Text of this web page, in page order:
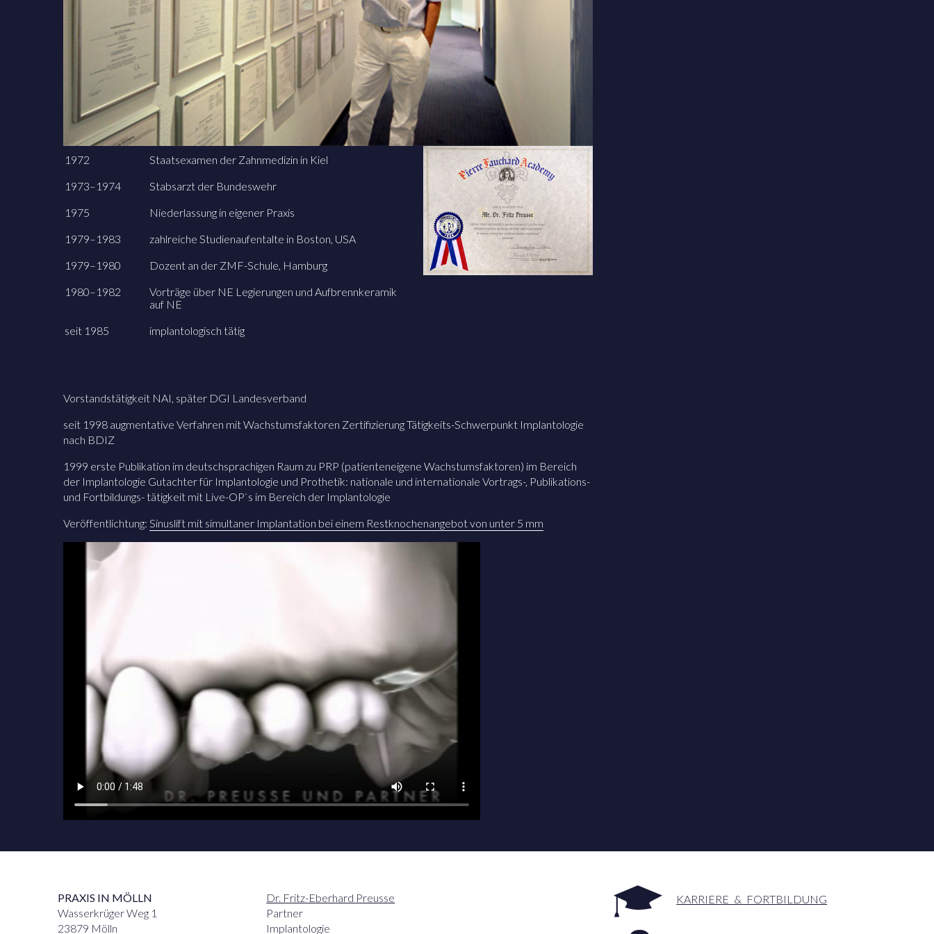
1972
Staatsexamen der Zahnmedizin in Kiel
1973–1974
Stabsarzt der Bundeswehr
1975
Niederlassung in eigener Praxis
1979–1983
zahlreiche Studienaufentalte in Boston, USA
1979–1980
Dozent an der ZMF-Schule, Hamburg
1980–1982
Vorträge über NE Legierungen und Aufbrennkeramik
auf NE
seit 1985
implantologisch tätig
Vorstandstätigkeit NAI, später DGI Landesverband
seit 1998 augmentative Verfahren mit Wachstumsfaktoren Zertifizierung Tätigkeits-Schwerpunkt Implantologie
nach BDIZ
1999 erste Publikation im deutschsprachigen Raum zu PRP (patienteneigene Wachstumsfaktoren) im Bereich
der Implantologie Gutachter für Implantologie und Prothetik: nationale und internationale Vortrags-, Publikations-
und Fortbildungs- tätigkeit mit Live-OP`s im Bereich der Implantologie
Veröffentlichtung: Sinuslift mit simultaner Implantation bei einem Restknochenangebot von unter 5 mm
PRAXIS IN MÖLLN
Wasserkrüger Weg 1
23879 Mölln
Dr. Fritz-Eberhard Preusse
Partner
Implantologie
KARRIERE & FORTBILDUNG